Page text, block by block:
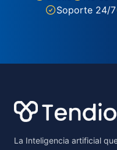
Soporte 24/7
La Inteligencia artificial